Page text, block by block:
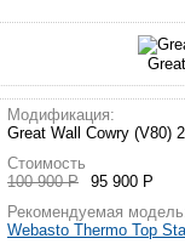
Модификация:
Great Wall Cowry (V80)
Стоимость
100 900 Р
95 900 Р
Рекомендуемая
Webasto Thermo Top